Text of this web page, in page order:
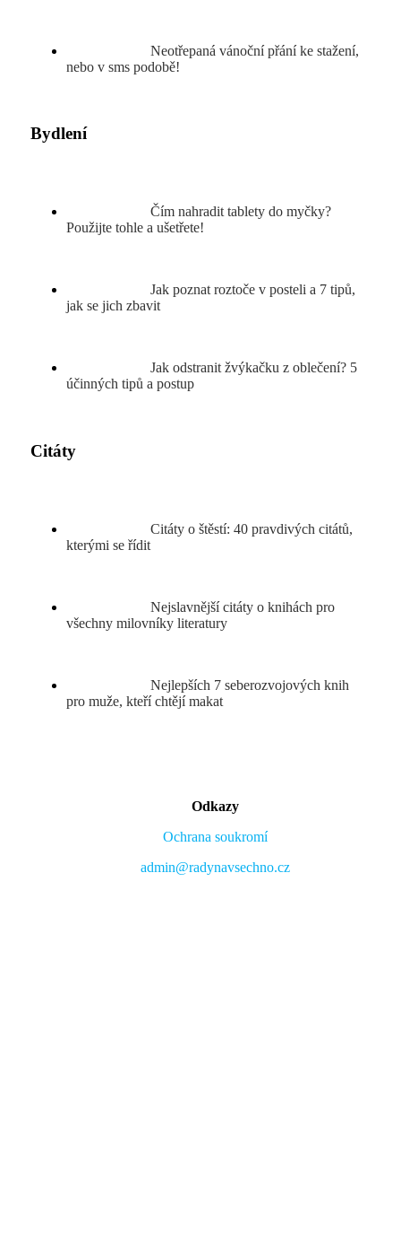
Neotřepaná vánoční přání ke stažení,
nebo v sms podobě!
Bydlení
Čím nahradit tablety do myčky?
Použijte tohle a ušetřete!
Jak poznat roztoče v posteli a 7 tipů,
jak se jich zbavit
Jak odstranit žvýkačku z oblečení? 5
účinných tipů a postup
Citáty
Citáty o štěstí: 40 pravdivých citátů,
kterými se řídit
Nejslavnější citáty o knihách pro
všechny milovníky literatury
Nejlepších 7 seberozvojových knih
pro muže, kteří chtějí makat
Odkazy
Ochrana soukromí
admin@radynavsechno.cz